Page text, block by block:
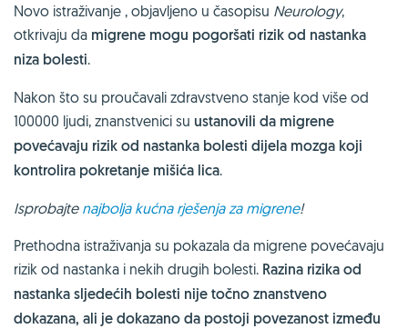
Novo istraživanje , objavljeno u časopisu Neurology,
otkrivaju da migrene mogu pogoršati rizik od nastanka
niza bolesti.
Nakon što su proučavali zdravstveno stanje kod više od
100000 ljudi, znanstvenici su ustanovili da migrene
povećavaju rizik od nastanka bolesti dijela mozga koji
kontrolira pokretanje mišića lica.
Isprobajte najbolja kućna rješenja za migrene!
Prethodna istraživanja su pokazala da migrene povećavaju
rizik od nastanka i nekih drugih bolesti. Razina rizika od
nastanka sljedećih bolesti nije točno znanstveno
dokazana, ali je dokazano da postoji povezanost između